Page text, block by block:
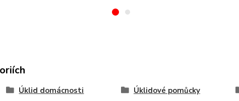
Úklid domácnosti Úklidové pomůcky